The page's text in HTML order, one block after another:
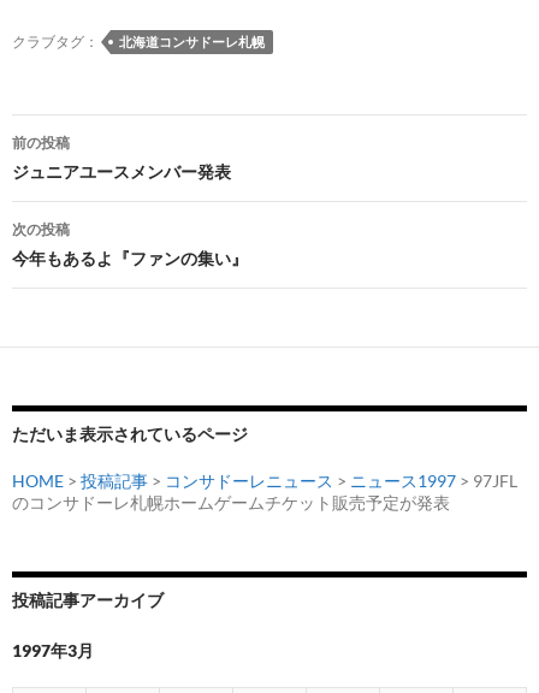
クラブタグ： 北海道コンサドーレ札幌
投
稿
ナ
ビ
ー
ョ
ン
前の投稿
ジュニアユースメンバー発表
次の投稿
今年もあるよ『ファンの集い』
ただいま表示されているページ
HOME > 投稿記事 > コンサドーレニュース > ニュース1997 > 97JFL
のコンサドーレ札幌ホームゲームチケット販売予定が発表
投稿記事アーカイブ
1997年3月